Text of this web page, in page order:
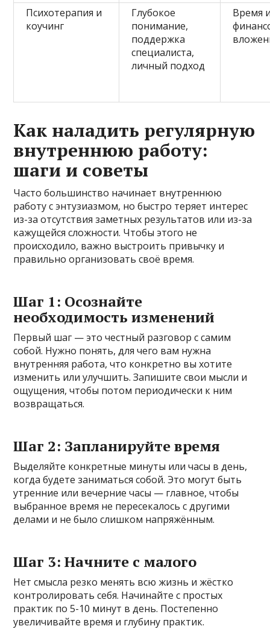
Психотерапия и
коучинг
Глубокое
понимание,
поддержка
специалиста,
личный подход
Время
Как наладить регулярную
внутреннюю работу:
шаги и советы
Часто большинство начинает внутреннюю
работу с энтузиазмом, но быстро теряет интерес
из-за отсутствия заметных результатов или из-за
кажущейся сложности. Чтобы этого не
происходило, важно выстроить привычку и
правильно организовать своё время.
Шаг 1: Осознайте
необходимость изменений
Первый шаг — это честный разговор с самим
собой. Нужно понять, для чего вам нужна
внутренняя работа, что конкретно вы хотите
изменить или улучшить. Запишите свои мысли и
ощущения, чтобы потом периодически к ним
возвращаться.
Шаг 2: Запланируйте время
Выделяйте конкретные минуты или часы в день,
когда будете заниматься собой. Это могут быть
утренние или вечерние часы — главное, чтобы
выбранное время не пересекалось с другими
делами и не было слишком напряжённым.
Шаг 3: Начните с малого
Нет смысла резко менять всю жизнь и жёстко
контролировать себя. Начинайте с простых
практик по 5-10 минут в день. Постепенно
увеличивайте время и глубину практик.